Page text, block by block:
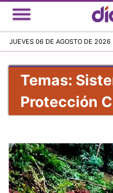
JUEVES 06 DE AGOSTO DE 2026
Temas:
Protección